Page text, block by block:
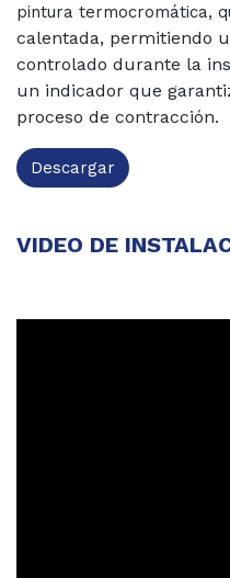
pintura termocromática,
calentada, permitiendo
controlado durante la
un indicador que
proceso de contracción.
Descargar
VIDEO DE